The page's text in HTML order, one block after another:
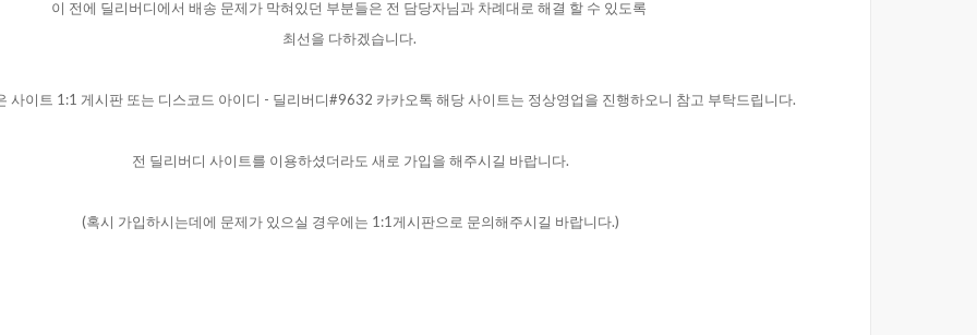
이전에딜리버디에서배송문제가막혀있던부분들은전담당자님과차례대로해결할수있도록
최선을다하겠습니다.
사이트1:1게시판또는디스코드아이디-딜리버디#9632카카오톡해당사이트는정상영업을진행하오니참고부탁드립니다.
전딜리버디사이트를이용하셨더라도새로가입을해주시길바랍니다.
(혹시가입하시는데에문제가있으실경우에는1:1게시판으로문의해주시길바랍니다.)